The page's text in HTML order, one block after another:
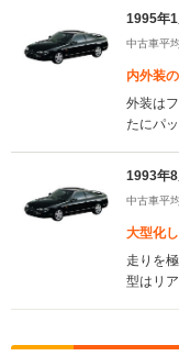
標準化
ンター
1995年
中古車平
内外装
外装は
たにパ
ケージ
バッグ
1993年
中古車平
大型化
走りを
型はリ
に剛性